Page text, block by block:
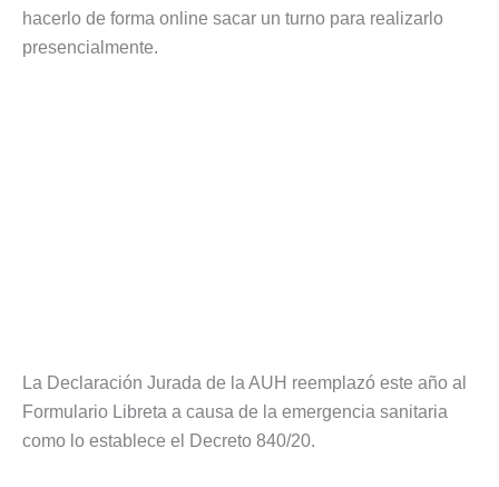
hacerlo de forma online sacar un turno para realizarlo
presencialmente.
La Declaración Jurada de la AUH reemplazó este año al
Formulario Libreta a causa de la emergencia sanitaria
como lo establece el Decreto 840/20.